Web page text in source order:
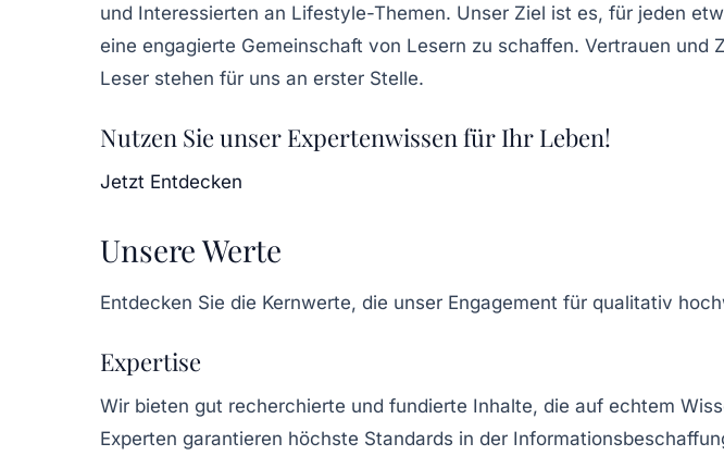
und Interessierten an Lifestyle-Themen. Unser Ziel ist es, für jeden
eine engagierte Gemeinschaft von Lesern zu schaffen. Vertrauen und
Leser stehen für uns an erster Stelle.
Nutzen Sie unser Expertenwissen für Ihr Leben!
Jetzt Entdecken
Unsere Werte
Entdecken Sie die Kernwerte, die unser Engagement für qualitativ
Expertise
Wir bieten gut recherchierte und fundierte Inhalte, die auf echtem
Experten garantieren höchste Standards in der